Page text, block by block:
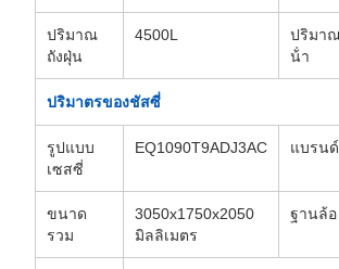
ปริมาณ
ถังฝุ่น
4500L
ปริมา
น้ํา
ปริมาตรของชัสซี่
รูปแบบ
เซสซี่
EQ1090T9ADJ3AC แบรน
ขนาด
รวม
3050x1750x2050
มิลลิเมตร
ฐานล้อ